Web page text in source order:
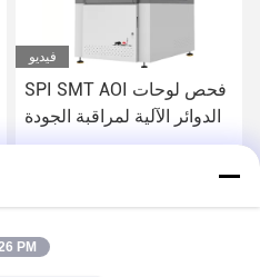
فيديو
SPI SMT AOI فحص لوحات
الدوائر الآلية لمراقبة الجودة
PM